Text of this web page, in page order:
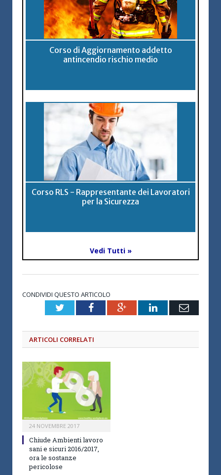
Corso di Aggiornamento addetto
antincendio rischio medio
Corso RLS - Rappresentante dei Lavoratori
per la Sicurezza
Vedi Tutti »
CONDIVIDI QUESTO ARTICOLO
TwitterFacebookGoogle+LinkedInEmail
ARTICOLI CORRELATI
24 NOVEMBRE 2017
Chiude Ambienti lavoro
sani e sicuri 2016/2017,
ora le sostanze
pericolose